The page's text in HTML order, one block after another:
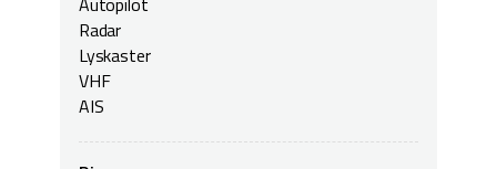
Radar
Lyskaster
VHF
AIS